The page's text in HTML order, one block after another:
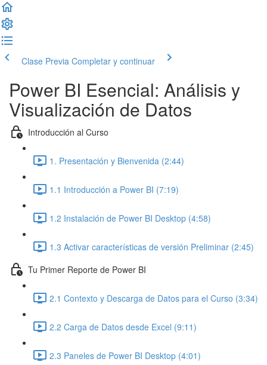
Clase Previa Completar y continuar
Power BI Esencial: Análisis y
Visualización de Datos
Introducción al Curso
1. Presentación y Bienvenida (2:44)
1.1 Introducción a Power BI (7:19)
1.2 Instalación de Power BI Desktop (4:58)
1.3 Activar características de versión Preliminar (2:45)
Tu Primer Reporte de Power BI
2.1 Contexto y Descarga de Datos para el Curso (3:34)
2.2 Carga de Datos desde Excel (9:11)
2.3 Paneles de Power BI Desktop (4:01)